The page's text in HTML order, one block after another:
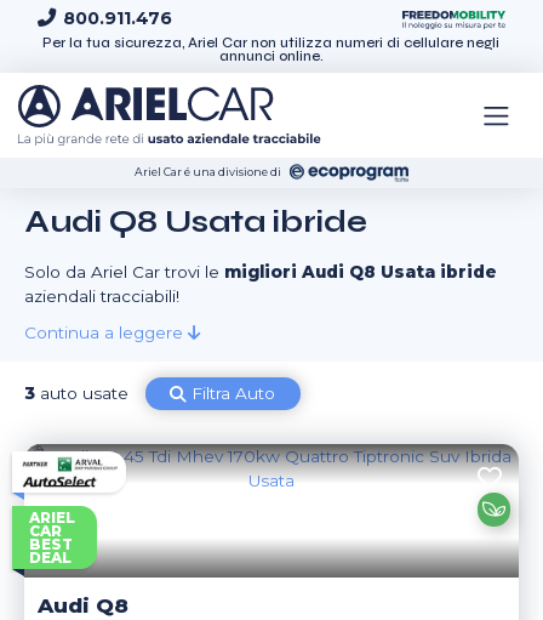
Skip to content
800.911.476
Per la tua sicurezza, Ariel Car non utilizza numeri di cellulare negli
annunci online.
Ariel Car é una divisione di
Audi Q8 Usata ibride
Solo da Ariel Car trovi le migliori Audi Q8 Usata ibride
aziendali tracciabili!
Continua a leggere
3 auto usate Filtra Auto
ARIEL
CAR
BEST
DEAL
Audi Q8